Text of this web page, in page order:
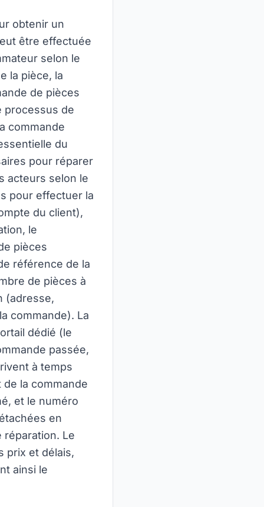
obtenir un
être effectuée
selon le
la pièce, la
de pièces
processus de
commande
du
pour réparer
acteurs selon le
pour effectuer la
du client),
le
pièces
référence de la
de pièces à
(adresse,
commande). La
dédié (le
passée,
à temps
la commande
et le numéro
en
Le
prix et délais,
ainsi le